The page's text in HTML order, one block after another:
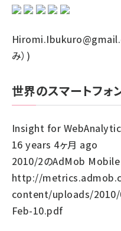
み）)
世界のスマートフ
Insight for
16 years 4ヶ月 ago
2010/2のAdMob
http://
content/uploads/
Feb-10.pdf